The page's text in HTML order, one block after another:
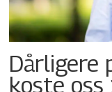
Dårligere
koste